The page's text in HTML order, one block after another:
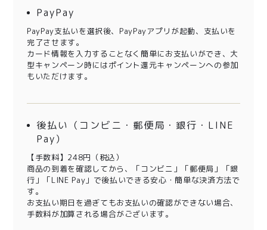
PayPay
PayPay支払いを選択後、PayPayアプリが起動、支払いを
完了させます。
カード情報を入力することなく簡単にお支払いができ、大
型キャンペーン時にはポイント還元キャンペーンへの参加
もいただけます。
後払い（コンビニ・郵便局・銀行・LINE
Pay）
【手数料】248円（税込）
商品の到着を確認してから、「コンビニ」「郵便局」「銀
行」「LINE Pay」で後払いできる安心・簡単な決済方法で
す。
お支払い期日を過ぎてもお支払いの確認ができない場合、
手数料が加算される場合がございます。